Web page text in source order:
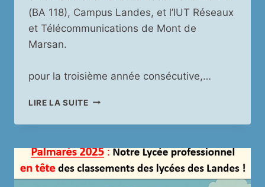
(BA 118), Campus Landes, et l’IUT Réseaux
et Télécommunications de Mont de
Marsan.
pour la troisième année consécutive,…
LIRE LA SUITECYBERSÉCURITÉ :
LYCÉENS
PARTICIPÉ
LA